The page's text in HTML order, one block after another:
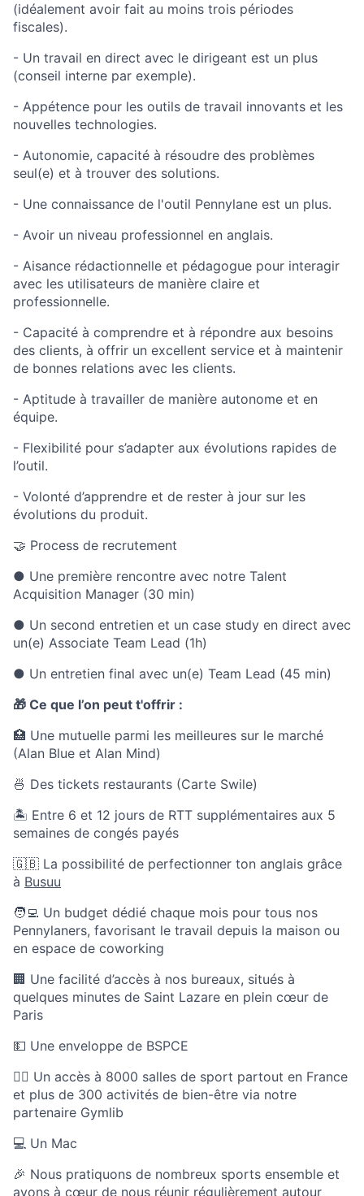
(idéalement avoir fait au moins trois périodes
fiscales).
- Un travail en direct avec le dirigeant est un plus
(conseil interne par exemple).
- Appétence pour les outils de travail innovants et les
nouvelles technologies.
- Autonomie, capacité à résoudre des problèmes
seul(e) et à trouver des solutions.
- Une connaissance de l'outil Pennylane est un plus.
- Avoir un niveau professionnel en anglais.
- Aisance rédactionnelle et pédagogue pour interagir
avec les utilisateurs de manière claire et
professionnelle.
- Capacité à comprendre et à répondre aux besoins
des clients, à offrir un excellent service et à maintenir
de bonnes relations avec les clients.
- Aptitude à travailler de manière autonome et en
équipe.
- Flexibilité pour s’adapter aux évolutions rapides de
l’outil.
- Volonté d’apprendre et de rester à jour sur les
évolutions du produit.
🤝 Process de recrutement
● Une première rencontre avec notre Talent
Acquisition Manager (30 min)
● Un second entretien et un case study en direct avec
un(e) Associate Team Lead (1h)
● Un entretien final avec un(e) Team Lead (45 min)
🎁 Ce que l’on peut t'offrir :
🏥 Une mutuelle parmi les meilleures sur le marché
(Alan Blue et Alan Mind)
🍜 Des tickets restaurants (Carte Swile)
🏝 Entre 6 et 12 jours de RTT supplémentaires aux 5
semaines de congés payés
🇬🇧 La possibilité de perfectionner ton anglais grâce
à Busuu
🧑‍💻 Un budget dédié chaque mois pour tous nos
Pennylaners, favorisant le travail depuis la maison ou
en espace de coworking
🏢 Une facilité d’accès à nos bureaux, situés à
quelques minutes de Saint Lazare en plein cœur de
Paris
💵 Une enveloppe de BSPCE
🏃‍♀️ Un accès à 8000 salles de sport partout en France
et plus de 300 activités de bien-être via notre
partenaire Gymlib
💻 Un Mac
🎉 Nous pratiquons de nombreux sports ensemble et
avons à cœur de nous réunir régulièrement autour